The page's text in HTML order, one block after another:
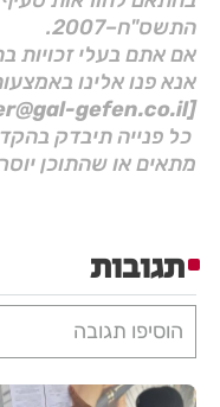
התשס"ח–2007.
אם אתם בעלי זכויות
אנא פנו אלינו
[Manager@gal-gefen.co.il]
כל פנייה תיבדק
מתאים או שהתוכן
תגובות
הוסיפו תגובה